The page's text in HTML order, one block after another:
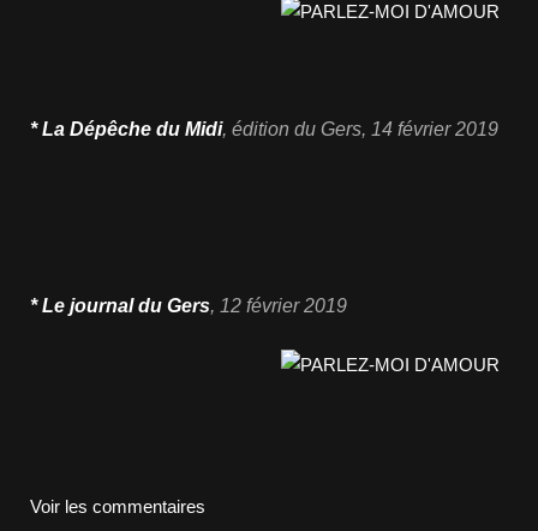
* La Dépêche du Midi, édition du Gers, 14 février2019
* Le journal du Gers, 12 février 2019
Voir les commentaires